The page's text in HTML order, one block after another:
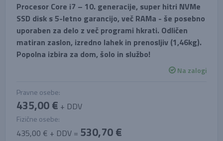
Procesor Core i7 – 10. generacije, super hitri NVMe
SSD disk s 5-letno garancijo, več RAMa - še posebno
uporaben za delo z več programi hkrati. Odličen
matiran zaslon, izredno lahek in prenosljiv (1,46kg).
Popolna izbira za dom, šolo in službo!
Na zalogi
Pravne osebe:
435,00 € + DDV
Fizične osebe:
435,00 € + DDV = 530,70 €